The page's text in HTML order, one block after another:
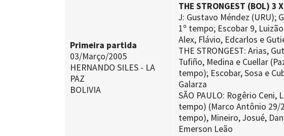
Primeira partida
03/Março/2005
HERNANDO SILES - LA
PAZ
BOLIVIA
THE STRONGEST (BOL) 3
J: Gustavo Méndez (URU);
1º tempo; Escobar 9,
Alex, Flávio, Edcarlos e
THE STRONGEST: Arias,
Tufiño, Medina e Cuellar
tempo); Escobar, Sosa e
Galarza
SÃO PAULO: Rogêrio Ceni,
tempo) (Marco Antônio 29/
tempo), Mineiro, Josué,
Emerson Leão